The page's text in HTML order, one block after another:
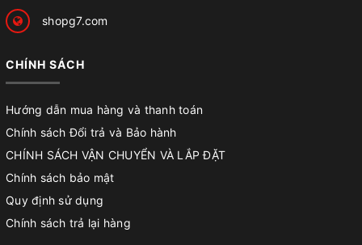
shopg7.com
CHÍNH SÁCH
Hướng dẫn mua hàng và thanh toán
Chính sách Đổi trả và Bảo hành
CHÍNH SÁCH VẬN CHUYỂN VÀ LẮP ĐẶT
Chính sách bảo mật
Quy định sử dụng
Chính sách trả lại hàng